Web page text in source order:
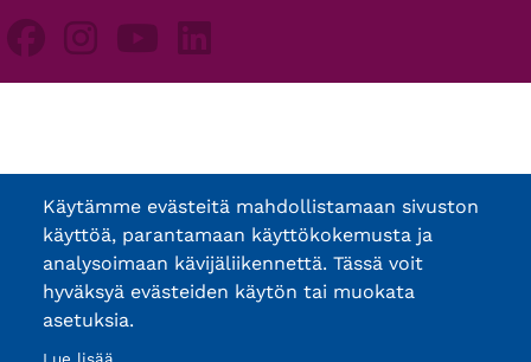
Käytämme evästeitä mahdollistamaan sivuston
käyttöä, parantamaan käyttökokemusta ja
analysoimaan kävijäliikennettä. Tässä voit
hyväksyä evästeiden käytön tai muokata
asetuksia.